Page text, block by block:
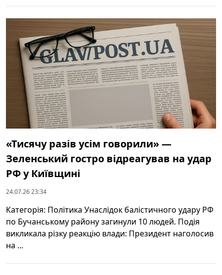
«Тисячу разів усім говорили» —
Зеленський гостро відреагував на удар
РФ у Київщині
24.07.26 23:34
Категорія: Політика Унаслідок балістичного удару РФ
по Бучанському району загинули 10 людей. Подія
викликала різку реакцію влади: Президент наголосив
на ...